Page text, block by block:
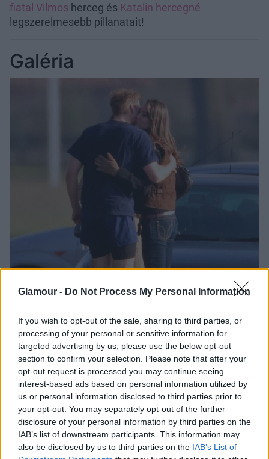
Glamour - Do Not Process My Personal Information
If you wish to opt-out of the sale, sharing to third parties, or
processing of your personal or sensitive information for
targeted advertising by us, please use the below opt-out
section to confirm your selection. Please note that after your
opt-out request is processed you may continue seeing
interest-based ads based on personal information utilized by
us or personal information disclosed to third parties prior to
your opt-out. You may separately opt-out of the further
disclosure of your personal information by third parties on the
IAB’s list of downstream participants. This information may
also be disclosed by us to third parties on the IAB’s List of
fiatal Vilmos herceg és Katalin hercegné
legszerelmesebb pillanatait!
Galéria
+ 9